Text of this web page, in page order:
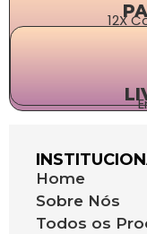
12X
Home
Sobre Nós
Todos os